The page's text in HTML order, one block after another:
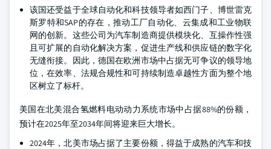
该国还受益于全球自动化和科技领导者如西门子、博世雷克
斯罗特和SAP的存在，推动工厂自动化、云集成和工业物联
网的创新。这些公司为汽车制造商提供模块化、互操作性强
且可扩展的自动化解决方案，促进生产线和供应链的数字化
无缝衔接。因此，德国在欧洲市场中占据无可争议的领导地
位，在效率、法规合规性和可持续制造卓越性方面为整个地
区树立了标杆。
美国在北美混合氢燃料电动动力系统市场中占据88%的份额，
预计在2025年至2034年间将迎来巨大增长。
2024年，北美市场占据了主要份额，得益于成熟的汽车和技